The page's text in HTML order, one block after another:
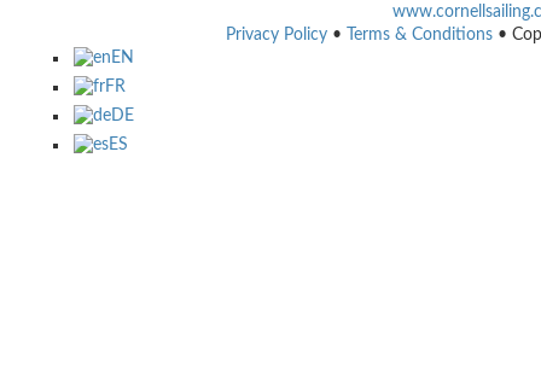
Privacy Policy • Terms & Conditions •
EN
FR
DE
ES